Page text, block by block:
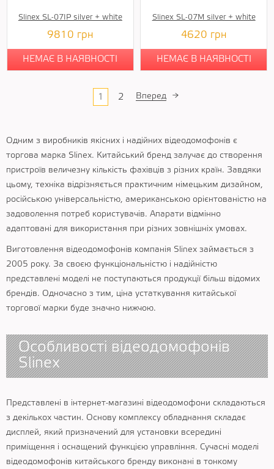
Одним з виробників якісних і надійних відеодомофонів є
торгова марка Slinex. Китайський бренд залучає до створення
пристроїв величезну кількість фахівців з різних країн. Завдяки
цьому, техніка відрізняється практичним німецьким дизайном,
російською універсальністю, американською орієнтованістю на
задоволення потреб користувачів. Апарати відмінно
адаптовані для використання при різних зовнішніх умовах.
Виготовлення відеодомофонів компанія Slinex займається з
2005 року. За своєю функціональністю і надійністю
представлені моделі не поступаються продукції більш відомих
брендів. Одночасно з тим, ціна устаткування китайської
торгової марки буде значно нижчою.
Особливості відеодомофонів
Slinex
Представлені в інтернет-магазині відеодомофони складаються
з декількох частин. Основу комплексу обладнання складає
дисплей, який призначений для установки всередині
приміщення і оснащений функцією управління. Сучасні моделі
відеодомофонів китайського бренду виконані в тонкому
Slinex SL-07IP silver + white
9810 грн
НЕМАЄ В НАЯВНОСТІ
Slinex SL-07M silver + white
4620 грн
НЕМАЄ В НАЯВНОСТІ
1 2 Вперед →